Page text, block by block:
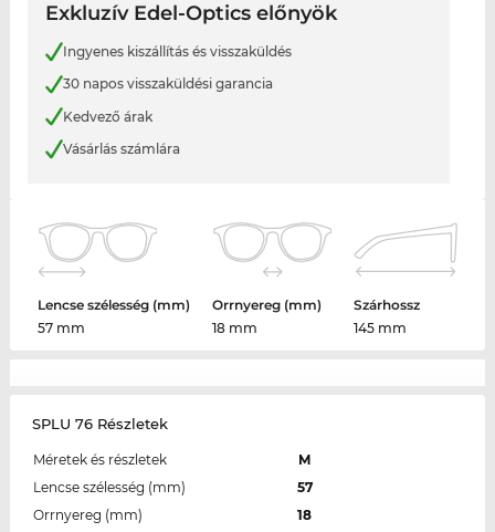
Exkluzív Edel-Optics előnyök
Ingyenes kiszállítás és visszaküldés
30 napos visszaküldési garancia
Kedvező árak
Vásárlás számlára
Lencse szélesség (mm)
57 mm
Orrnyereg (mm)
18 mm
Szárhossz
145 mm
SPLU 76 Részletek
Méretek és részletek
M
Lencse szélesség (mm)
57
Orrnyereg (mm)
18